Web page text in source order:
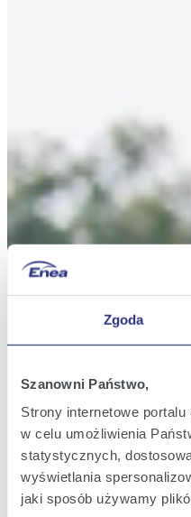
Zgoda
Szanowni Państwo,
Strony internetowe
w celu umożliwienia
statystycznych,
wyświetlania
jaki sposób używamy